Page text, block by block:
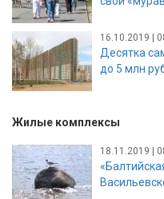
16.10.2019 |
Десятка
до 5 млн
Жилые комплексы
18.11.2019 |